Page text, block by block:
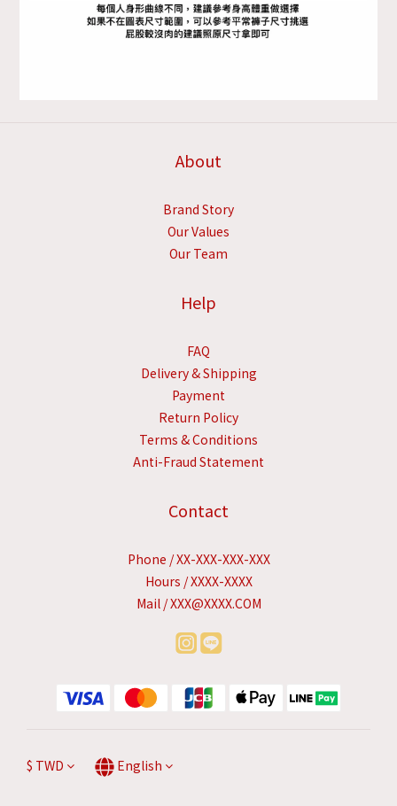
About
Brand Story
Our Values
Our Team
Help
FAQ
Delivery & Shipping
Payment
Return Policy
Terms & Conditions
Anti-Fraud Statement
Contact
Phone / XX-XXX-XXX-XXX
Hours / XXXX-XXXX
Mail / XXX@XXXX.COM
$ TWD English